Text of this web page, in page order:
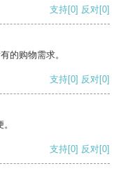
支持[0] 反对[0]
的购物需求。
支持[0] 反对[0]
支持[0] 反对[0]